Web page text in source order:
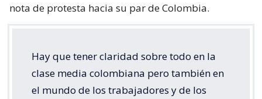
nota de protesta hacia su par de Colombia.
Hay que tener claridad sobre todo en la
clase media colombiana pero también en
el mundo de los trabajadores y de los